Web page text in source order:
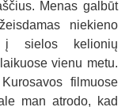
Menas galbūt
niekieno
į sielos kelionių
vienu metu.
filmuose
man atrodo, kad